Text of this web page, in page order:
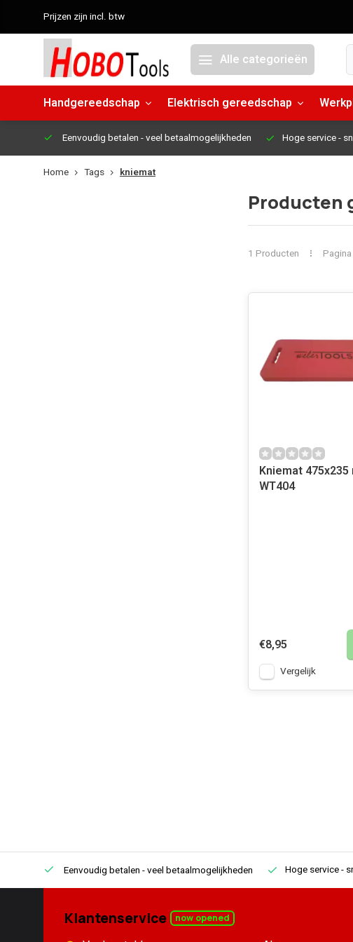
Prijzen zijn incl. btw
Alle categorieën
Handgereedschap Elektrisch gereedschap
Eenvoudig betalen - veel betaalmogelijkheden Hoge service-
Home Tags kniemat
Producten
1 Producten
Kniemat 475x235
WT404
€8,95
Vergelijk
Eenvoudig betalen - veel betaalmogelijkheden Hoge service-
Klantenservice now opened